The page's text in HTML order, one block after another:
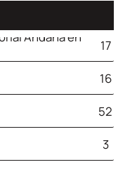
17
16
52
3